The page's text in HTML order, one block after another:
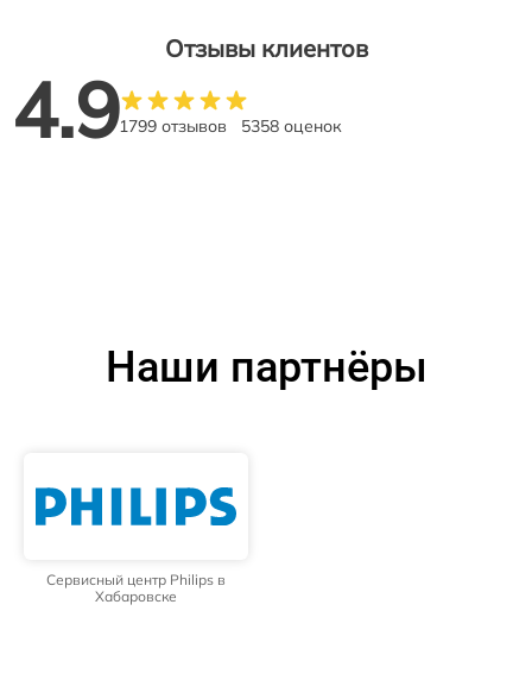
Отзывы клиентов
4.91799 отзывов 5358 оценок
Наши партнёры
Сервисный центр Philips в
Хабаровске